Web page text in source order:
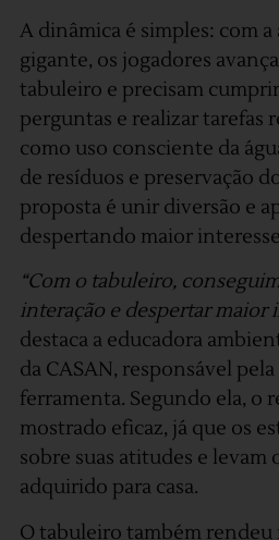
A dinâmica é simples: com
gigante, os jogadores
tabuleiro e precisam
perguntas e realizar tarefas
como uso consciente da
de resíduos e preservação
proposta é unir diversão e
despertando maior
“Com o tabuleiro,
interação e despertar maior
destaca a educadora
da CASAN, responsável
ferramenta. Segundo ela, o
mostrado eficaz, já que os
sobre suas atitudes e
adquirido para casa.
O tabuleiro também